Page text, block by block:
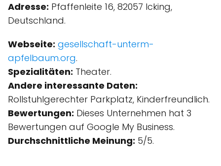
Adresse: Pfaffenleite 16, 82057 Icking,
Deutschland.
Webseite: gesellschaft-unterm-
apfelbaum.org.
Spezialitäten: Theater.
Andere interessante Daten:
Rollstuhlgerechter Parkplatz, Kinder­freundlich.
Bewertungen: Dieses Unternehmen hat 3
Bewertungen auf Google My Business.
Durchschnittliche Meinung: 5/5.